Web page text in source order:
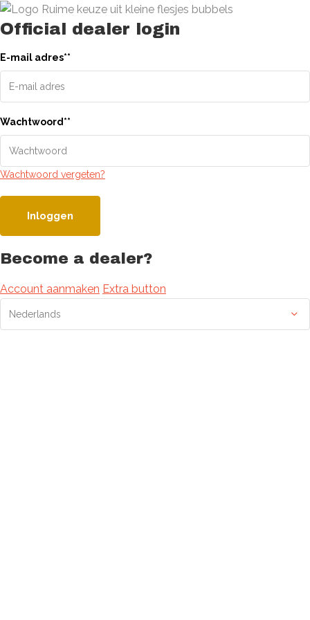
Official dealer login
E-mail adres**
Wachtwoord**
Wachtwoord vergeten?
Inloggen
Become a dealer?
Account aanmaken Extra button